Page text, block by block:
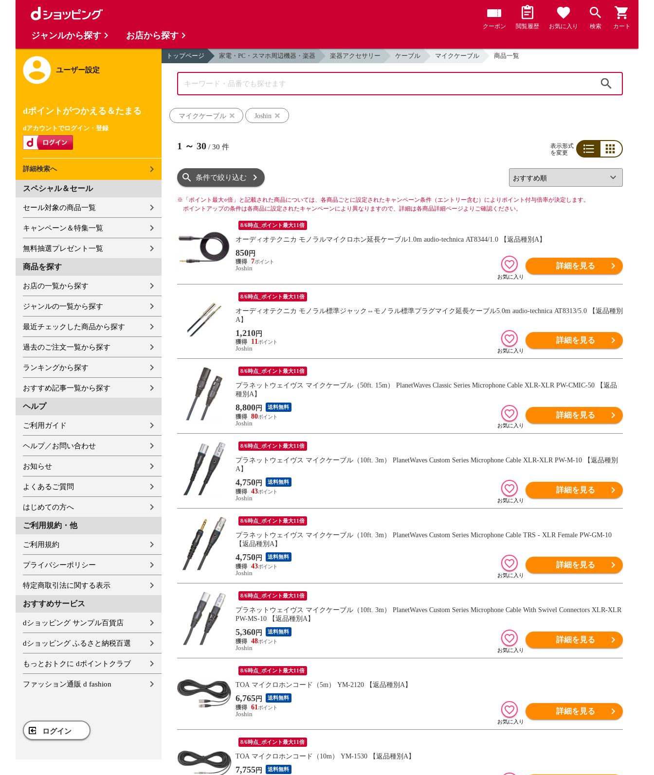
クーポン 閲覧履歴 お気に入り 検索 カート
ユーザー設定
dポイントがつかえる＆たまる
dアカウントでログイン・登録
詳細検索へ
スペシャル＆セール
セール対象の商品一覧
キャンペーン＆特集一覧
無料抽選プレゼント一覧
商品を探す
お店の一覧から探す
ジャンルの一覧から探す
最近チェックした商品から探す
過去のご注文一覧から探す
ランキングから探す
おすすめ記事一覧から探す
ヘルプ
ご利用ガイド
ヘルプ／お問い合わせ
お知らせ
よくあるご質問
はじめての方へ
ご利用規約・他
ご利用規約
プライバシーポリシー
特定商取引法に関する表示
おすすめサービス
dショッピング サンプル百貨店
dショッピング ふるさと納税百選
もっとおトクに dポイントクラブ
ファッション通販 d fashion
ログイン
トップページ 家電・PC・スマホ周辺機器・楽器 楽器アクセサリー ケーブル マイクケーブル 商品一覧
マイクケーブル Joshin
1 ～ 30 / 30 件
表示形式
を変更
条件で絞り込む
※ 「ポイント最大○倍」と記載された商品については、各商品ごとに設定されたキャンペーン条件（エントリー含む）によりポイント付与倍率が決定します。
ポイントアップの条件は各商品に設定されたキャンペーンにより異なりますので、詳細は各商品詳細ページよりご確認ください。
8/6時点_ポイント最大11倍
オーディオテクニカ モノラルマイクロホン延長ケーブル1.0m audio-technica AT8344/1.0 【返品種別A】
850 円
7
Joshin
詳細を見る
8/6時点_ポイント最大11倍
オーディオテクニカ モノラル標準ジャック⇔モノラル標準プラグマイク延長ケーブル5.0m audio-technica AT8313/5.0 【返品種別
A】
1,210 円
11
Joshin
詳細を見る
8/6時点_ポイント最大11倍
プラネットウェイヴス マイクケーブル（50ft. 15m） PlanetWaves Classic Series Microphone Cable XLR-XLR PW-CMIC-50 【返品
種別A】
8,800 円 送料無料
80
Joshin
詳細を見る
8/6時点_ポイント最大11倍
プラネットウェイヴス マイクケーブル（10ft. 3m） PlanetWaves Custom Series Microphone Cable XLR-XLR PW-M-10 【返品種別
A】
4,750 円 送料無料
43
Joshin
詳細を見る
8/6時点_ポイント最大11倍
プラネットウェイヴス マイクケーブル（10ft. 3m） PlanetWaves Custom Series Microphone Cable TRS - XLR Female PW-GM-10
【返品種別A】
4,750 円 送料無料
43
Joshin
詳細を見る
8/6時点_ポイント最大11倍
プラネットウェイヴス マイクケーブル（10ft. 3m） PlanetWaves Custom Series Microphone Cable With Swivel Connectors XLR-XLR
PW-MS-10 【返品種別A】
5,360 円 送料無料
48
Joshin
詳細を見る
8/6時点_ポイント最大11倍
TOA マイクロホンコード（5m） YM-2120 【返品種別A】
6,765 円 送料無料
61
Joshin
詳細を見る
8/6時点_ポイント最大11倍
TOA マイクロホンコード（10m） YM-1530 【返品種別A】
7,755 円 送料無料
ジャンルから探す お店から探す